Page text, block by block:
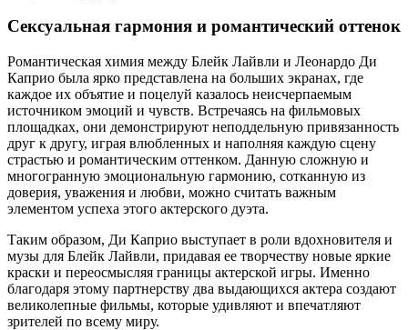
Сексуальная гармония и романтический оттенок
Романтическая химия между Блейк Лайвли и Леонардо Ди
Каприо была ярко представлена на больших экранах, где
каждое их объятие и поцелуй казалось неисчерпаемым
источником эмоций и чувств. Встречаясь на фильмовых
площадках, они демонстрируют неподдельную привязанность
друг к другу, играя влюбленных и наполняя каждую сцену
страстью и романтическим оттенком. Данную сложную и
многогранную эмоциональную гармонию, сотканную из
доверия, уважения и любви, можно считать важным
элементом успеха этого актерского дуэта.
Таким образом, Ди Каприо выступает в роли вдохновителя и
музы для Блейк Лайвли, придавая ее творчеству новые яркие
краски и переосмысляя границы актерской игры. Именно
благодаря этому партнерству два выдающихся актера создают
великолепные фильмы, которые удивляют и впечатляют
зрителей по всему миру.